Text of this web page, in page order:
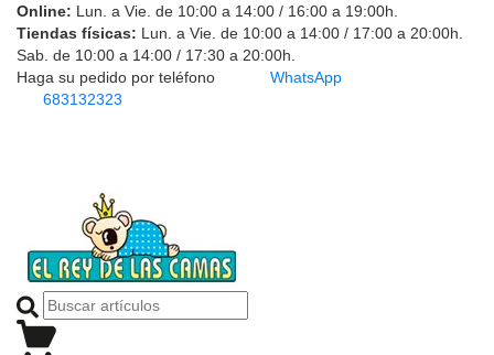
Online: Lun. a Vie. de 10:00 a 14:00 / 16:00 a 19:00h.
Tiendas físicas: Lun. a Vie. de 10:00 a 14:00 / 17:00 a 20:00h.
Sab. de 10:00 a 14:00 / 17:30 a 20:00h.
Haga su pedido por teléfono
683132323
WhatsApp